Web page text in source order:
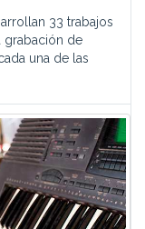
33 trabajos
grabación de
una de las